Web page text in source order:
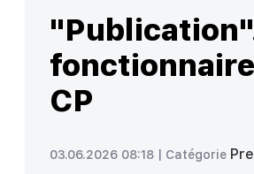
CP
03.06.2026 08:18 | Catégorie